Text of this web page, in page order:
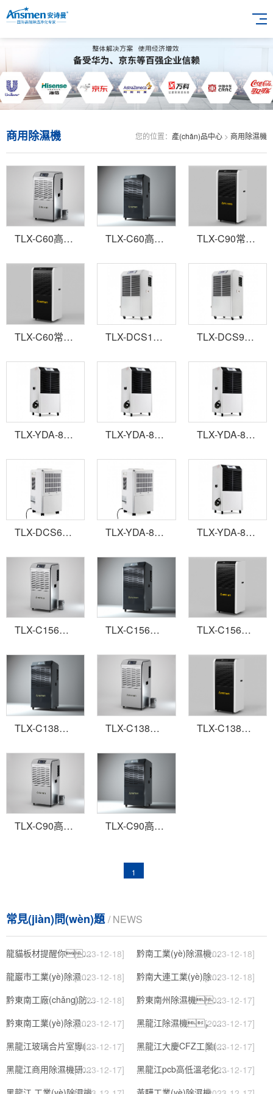
您的位置： 產(chǎn)品中心 > 商用除濕機
商用除濕機
TLX-C60高性能商用除濕機 TLX-C60高配置商用除濕機 TLX-C90常規型商業(yè)除濕機
TLX-C60常規型商用除濕機 TLX-DCS1381E商用除濕機 TLX-DCS901E商用除濕機
TLX-YDA-8158EB商用除濕機 TLX-YDA-8138EB商用除濕機 TLX-YDA-890EB商業(yè)除濕機
TLX-DCS601E商用除濕機 TLX-YDA-858E商用除濕機 TLX-YDA-870EB商用除濕機
TLX-C156高性能商用除濕機 TLX-C156高配置商用除濕機 TLX-C156常規型商用除濕機
TLX-C138高配置商用除濕機 TLX-C138高性能商用除濕機 TLX-C138常規型商用除濕機
TLX-C90高性能商用除濕機 TLX-C90高配置商用除濕機
1
常見(jiàn)問(wèn)題/ NEWS
龍貓板材提醒你，雨季裝修應特別注意防潮
[2023-12-18] 黔南工業(yè)除濕機公司
[2023-12-18]
龍巖市工業(yè)除濕機價(jià)格
[2023-12-18] 黔南大連工業(yè)除濕機
[2023-12-18]
黔東南工廠(chǎng)防潮除濕機，工業(yè)除濕機
[2023-12-18] 黔東南州除濕機，濕菱工業(yè)地下室抽濕機 庫房配電房除濕器
[2023-12-17]
黔東南工業(yè)除濕機公司
[2023-12-17] 黑龍江除濕機，工業(yè)除濕機
[2023-12-17]
黑龍江玻璃合片室專(zhuān)用組合型轉輪除濕機
[2023-12-17] 黑龍江大慶CFZ工業(yè)除濕機濕菱除濕機品牌
[2023-12-17]
黑龍江商用除濕機研發(fā)(回饋老顧客,2022已更新)
[2023-12-17] 黑龍江pcb高低溫老化試驗箱
[2023-12-17]